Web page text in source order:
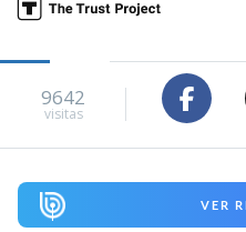
9642
visitas
VER